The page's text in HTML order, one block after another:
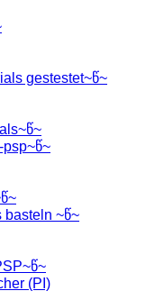
gestestet~წ~
basteln ~წ~
(PI)